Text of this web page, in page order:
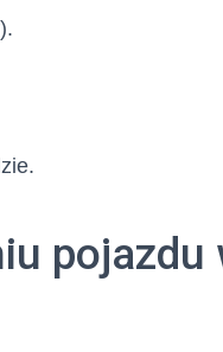
pojazdu